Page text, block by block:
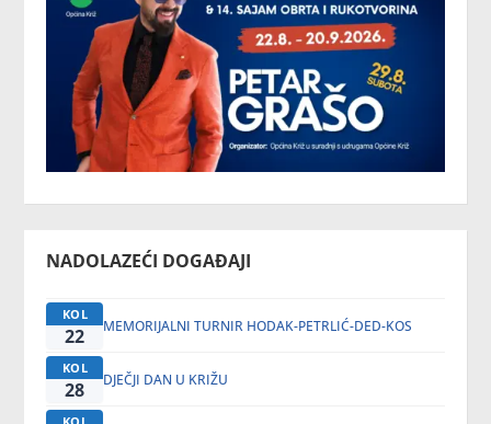
NADOLAZEĆI DOGAĐAJI
KOL
22 MEMORIJALNI TURNIR HODAK-PETRLIĆ-DED-KOS
KOL
28 DJEČJI DAN U KRIŽU